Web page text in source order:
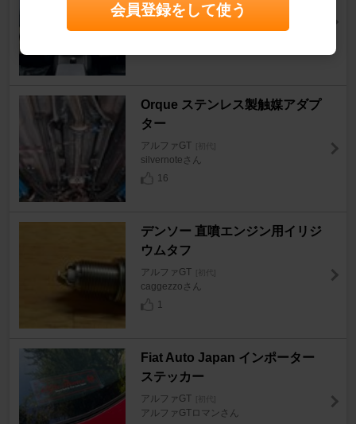
山崎ゴローさん
10
Orque ステンレス製触媒アダプ
ター
アルファGT [初代]
silvernoteさん
16
デンソー 直噴エンジン用イリジ
ウムタフ
アルファGT [初代]
caggezzoさん
1
Fiat Auto Japan インポーター
ステッカー
アルファGT [初代]
アルファGTロマンさん
会員登録をして使う